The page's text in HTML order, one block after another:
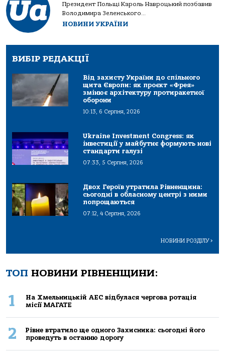
Президент Польщі Кароль Навроцький позбавив
Володимира Зеленського...
НОВИНИ УКРАЇНИ
ВИБІР РЕДАКЦІЇ
Від захисту України до спільного
щита Європи: як проєкт «Фрея»
змінює архітектуру протиракетної
оборони
10:13, 6 Серпня, 2026
Ukraine Investment Congress: як
інвестиції у майбутнє формують нові
стандарти галузі
07:33, 5 Серпня, 2026
Двох Героїв утратила Рівненщина:
сьогодні в обласному центрі з ними
попрощаються
07:12, 4 Серпня, 2026
НОВИНИ РОЗДІЛУ>
ТОП НОВИНИ РІВНЕНЩИНИ:
1
На Хмельницькій АЕС відбулася чергова ротація
місії МАГАТЕ
2
Рівне втратило ще одного Захисника: сьогодні його
проведуть в останню дорогу